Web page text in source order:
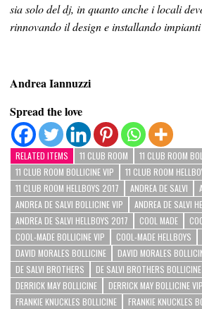
sia solo del dj, in quanto anche i locali
rinnovando il design e installando
Andrea Iannuzzi
Spread the love
RELATED ITEMS 11 CLUB ROOM
11 CLUB ROOM
11 CLUB ROOM BOLLICINE VIP
11 CLUB ROOM
11 CLUB ROOM HELLBOYS 2017
ANDREA DE SALVI
ANDREA DE SALVI BOLLICINE VIP
ANDREA DE SALVI
ANDREA DE SALVI HELLBOYS 2017
COOL MADE
COOL-MADE BOLLICINE VIP
COOL-MADE HELLBOYS
DAVID MORALES BOLLICINE
DAVID MORALES
DE SALVI BROTHERS
DE SALVI BROTHERS BOLLICINE
DERRICK MAY BOLLICINE
DERRICK MAY BOLLICINE VIP
FRANKIE KNUCKLES BOLLICINE
FRANKIE KNUCKLES